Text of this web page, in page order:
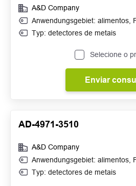
A&D Company
Anwendungsgebiet: alimentos
Typ: detectores de metais
Selecione o
Enviar
AD-4971-3510
A&D Company
Anwendungsgebiet: alimentos
Typ: detectores de metais